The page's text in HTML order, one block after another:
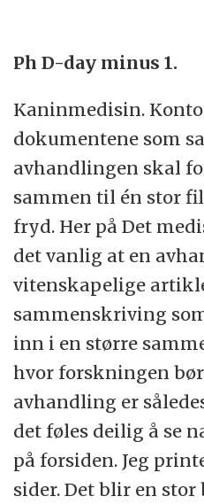
Ph D-day minus 1.
Kaninmedisin.
dokumentene som
avhandlingen skal
sammen til én stor
fryd. Her på Det
det vanlig at en
vitenskapelige
sammenskriving
inn i en større
hvor forskningen
avhandling er
det føles deilig å se
på forsiden. Jeg
sider. Det blir en